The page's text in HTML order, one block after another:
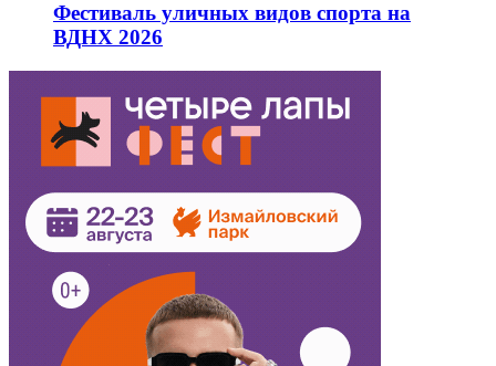
Фестиваль уличных видов спорта на
ВДНХ 2026